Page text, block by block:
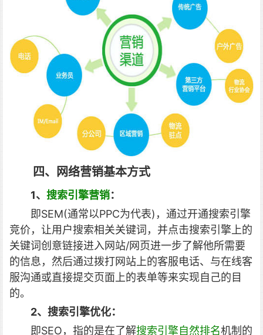
四、网络营销基本方式
1、 搜索引擎营销：
即SEM(通常以PPC为代表)，通过开通搜索引擎
竞价，让用户搜索相关关键词，并点击搜索引擎上的
关键词创意链接进入网站/网页进一步了解他所需要
的信息，然后通过拨打网站上的客服电话、与在线客
服沟通或直接提交页面上的表单等来实现自己的目
的。
2、搜索引擎优化：
即SEO，指的是在了解搜索引擎自然排名机制的